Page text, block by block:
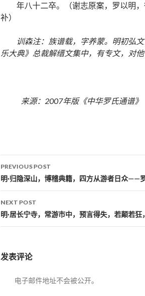
年八十二卒。（谢志原案，罗以明
补）
训森注：族谱载，字养蒙。明初弘
乐大典》总裁解缙文集中，有专文，对他
来源：2007年版《中华罗氏通谱
Post navigation
PREVIOUS POST
明·归隐深山，博稽典籍，四方从游者日众——
NEXT POST
明·居长宁寺，常游市中，预言得失，若颠若
发表评论
电子邮件地址不会被公开。